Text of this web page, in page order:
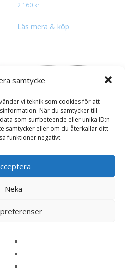
samtycke
vi teknik som cookies för att
När du samtycker till
som surfbeteende eller unika ID:n
samtycker eller om du återkallar ditt
funktioner negativt.
Neka
preferenser
2 160 kr
Läs mera & köp
Holbrook OO9102-W7
Polarized
1 890kr